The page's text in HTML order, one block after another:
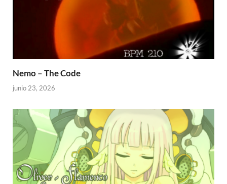
Nemo – The Code
junio 23, 2026